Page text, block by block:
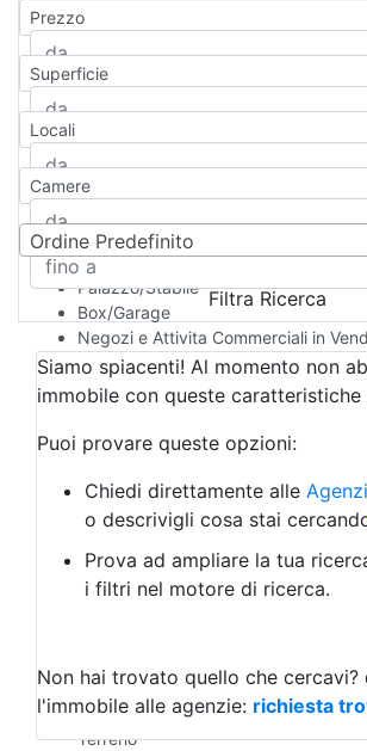
Qualsiasi
Appartamento
Casa indipendente
Casa Semi-indipendente
Attico/Mansarda
Rustico/Casale
Camera d'Albergo
Multiproprietà
Palazzo/Stabile
Box/Garage
Negozi e Attivita Commerciali in
Qualsiasi
Attività/Licenza Commerciale
Azienda Agricola
Bar/Ristorante
Albergo
Laboratorio Artigianale
Negozio/locale commerciale
Agriturismo
Magazzini
Qualsiasi
Terreno edificabile
Terreno
Prezzo
Superficie
Locali
Camere
Ordine Predefinito
Filtra Ricerca
Siamo spiacenti! Al momento non
immobile con queste caratteristiche
Puoi provare queste opzioni:
Chiedi direttamente alle
o descrivigli cosa stai
Prova ad ampliare la tua
i filtri nel motore di ricerca.
Non hai trovato quello che cercavi?
l'immobile alle agenzie: richiesta